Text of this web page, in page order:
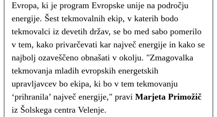
Evropa, ki je program Evropske unije na področju
energije. Šest tekmovalnih ekip, v katerih bodo
tekmovalci iz devetih držav, se bo med sabo pomerilo
v tem, kako privarčevati kar največ energije in kako se
najbolj ozaveščeno obnašati v okolju. "Zmagovalka
tekmovanja mladih evropskih energetskih
upravljavcev bo ekipa, ki bo v tem tekmovanju
‘prihranila’ največ energije," pravi Marjeta Primožič
iz Šolskega centra Velenje.